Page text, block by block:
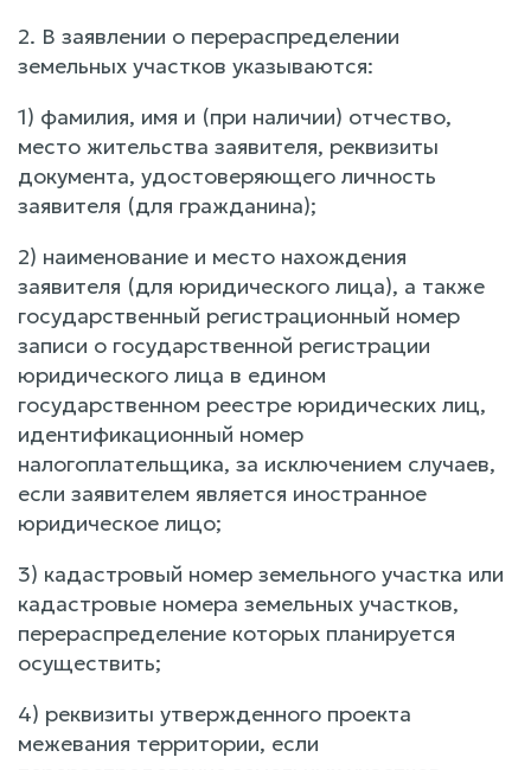
2. В заявлении о перераспределении
земельных участков указываются:
1) фамилия, имя и (при наличии) отчество,
место жительства заявителя, реквизиты
документа, удостоверяющего личность
заявителя (для гражданина);
2) наименование и место нахождения
заявителя (для юридического лица), а также
государственный регистрационный номер
записи о государственной регистрации
юридического лица в едином
государственном реестре юридических лиц,
идентификационный номер
налогоплательщика, за исключением случаев,
если заявителем является иностранное
юридическое лицо;
3) кадастровый номер земельного участка или
кадастровые номера земельных участков,
перераспределение которых планируется
осуществить;
4) реквизиты утвержденного проекта
межевания территории, если